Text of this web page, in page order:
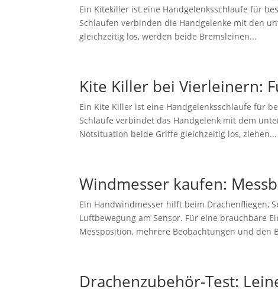
Ein Kitekiller ist eine Handgelenksschlaufe für
Schlaufen verbinden die Handgelenke mit den
gleichzeitig los, werden beide Bremsleinen...
Kite Killer bei Vierleinern:
Ein Kite Killer ist eine Handgelenksschlaufe für
Schlaufe verbindet das Handgelenk mit dem
Notsituation beide Griffe gleichzeitig los, ziehen...
Windmesser kaufen:
Ein Handwindmesser hilft beim Drachenfliegen,
Luftbewegung am Sensor. Für eine brauchbare
Messposition, mehrere Beobachtungen und den
Drachenzubehör-Test: